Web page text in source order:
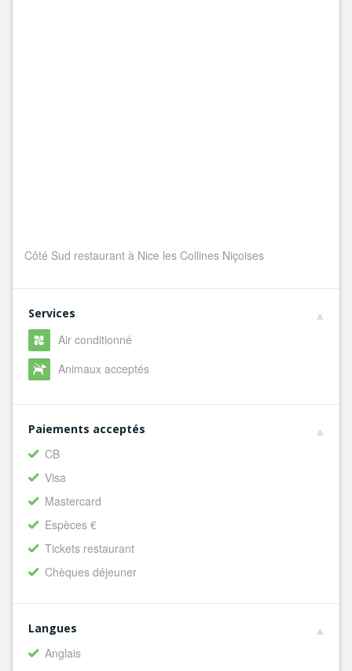
Côté Sud restaurant à Nice les Collines Niçoises
Services
Air conditionné
Animaux acceptés
Paiements acceptés
CB
Visa
Mastercard
Espèces €
Tickets restaurant
Chèques déjeuner
Langues
Anglais